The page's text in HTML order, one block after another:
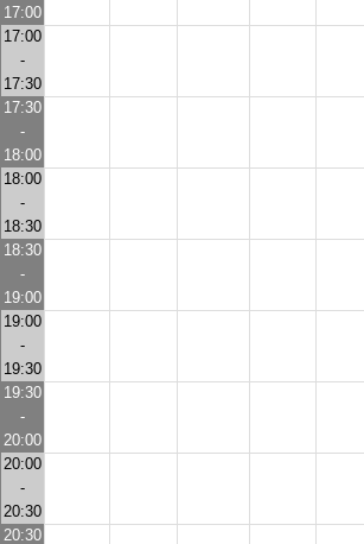
17:00
17:00
-
17:30
17:30
-
18:00
18:00
-
18:30
18:30
-
19:00
19:00
-
19:30
19:30
-
20:00
20:00
-
20:30
20:30